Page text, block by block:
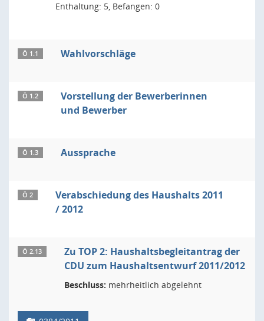
Enthaltung: 5, Befangen: 0
Ö 1.1 Wahlvorschläge
Ö 1.2
Vorstellung der Bewerberinnen
und Bewerber
Ö 1.3 Aussprache
Ö 2
Verabschiedung des Haushalts 2011
/ 2012
Ö 2.13
Zu TOP 2: Haushaltsbegleitantrag der
CDU zum Haushaltsentwurf 2011/2012
Beschluss: mehrheitlich abgelehnt